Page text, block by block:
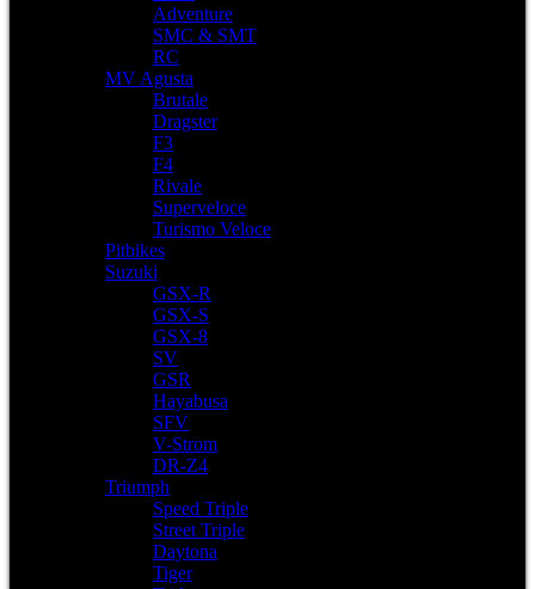
Adventure
SMC & SMT
RC
MV Agusta
Brutale
Dragster
F3
F4
Rivale
Superveloce
Turismo Veloce
Pitbikes
Suzuki
GSX-R
GSX-S
GSX-8
SV
GSR
Hayabusa
SFV
V-Strom
DR-Z4
Triumph
Speed Triple
Street Triple
Daytona
Tiger